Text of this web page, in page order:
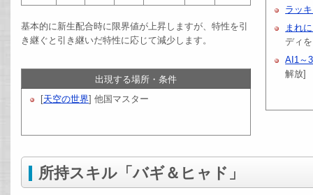
基本的に新生配合時に限界値が上昇しますが、特性を引
き継ぐと引き継いだ特性に応じて減少します。
出現する場所・条件
[天空の世界] 他国マスター
ラッ
まれ
ディ
AI1～
解放]
所持スキル「バギ＆ヒャド」